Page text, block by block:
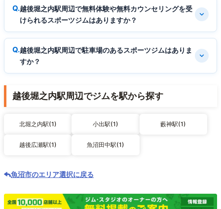
越後堀之内駅周辺で無料体験や無料カウンセリングを受
けられるスポーツジムはありますか？
越後堀之内駅周辺で駐車場のあるスポーツジムはありま
すか？
越後堀之内駅周辺でジムを駅から探す
北堀之内駅(1) 小出駅(1) 藪神駅(1)
越後広瀬駅(1) 魚沼田中駅(1)
魚沼市のエリア選択に戻る